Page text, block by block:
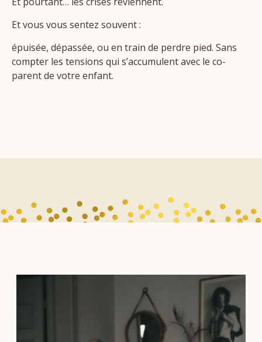
Et vous vous sentez souvent :
épuisée, dépassée, ou en train de perdre pied. Sans
compter les tensions qui s’accumulent avec le co-
parent de votre enfant.